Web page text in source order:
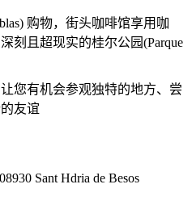
购物，街头咖啡馆享用咖
刻且超现实的桂尔公园(Parque
您有机会参观独特的地方、尝
友谊
Sant Hdria de Besos